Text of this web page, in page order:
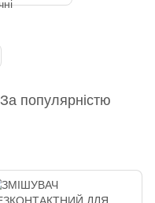
За популярністю